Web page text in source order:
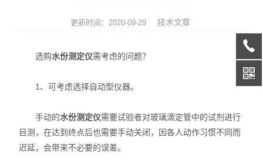
通用型气相色谱仪
水份测定仪
微波消解/萃取仪
色谱配套设备
更新时间：2020-09-29 技术文章
选购水份测定仪需考虑的问题？
1、可考虑选择自动型仪器。
手动的水份测定仪需要试验者对玻璃滴定管中的试剂进行
目测，在达到终点后也需要手动关闭，因各人动作习惯不同而
迟延，会带来不必要的误差。